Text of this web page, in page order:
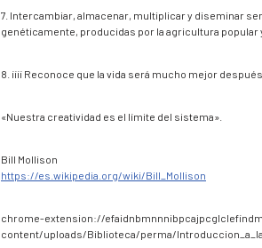
7. Intercambiar, almacenar, multiplicar y diseminar
genéticamente, producidas por la agricultura popular
8. ¡¡¡¡ Reconoce que la vida será mucho mejor
«Nuestra creatividad es el límite del sistema».
Bill Mollison
https://es.wikipedia.org/wiki/Bill_Mollison
chrome-extension://
content/uploads/Biblioteca/perma/